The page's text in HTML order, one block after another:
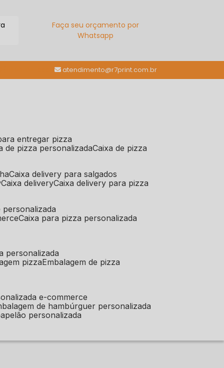
Faça seu orçamento por
Whatsapp
atendimento@r7print.com.br
entregar pizza
de pizza personalizada caixa de pizza
caixa delivery para salgados
caixa delivery caixa delivery para pizza
personalizada
caixa para pizza personalizada
personalizada
pizza embalagem de pizza
e-commerce
de hambúrguer personalizada
personalizada